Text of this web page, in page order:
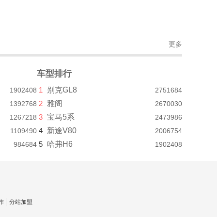
更多
1902408
1392768
1267218
1109490
984684
车型排行
1 别克GL8 2751684
2 雅阁 2670030
3 宝马5系 2473986
4 新途V80 2006754
5 哈弗H6 1902408
分站加盟